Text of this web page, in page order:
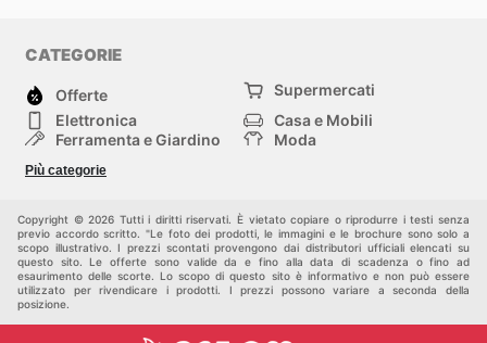
CATEGORIE
Offerte
Supermercati
Elettronica
Casa e Mobili
Ferramenta e Giardino
Moda
Bambini e Neonati
Più categorie
Copyright © 2026 Tutti i diritti riservati. È vietato copiare o riprodurre i testi senza
previo accordo scritto. "Le foto dei prodotti, le immagini e le brochure sono solo a
scopo illustrativo. I prezzi scontati provengono dai distributori ufficiali elencati su
questo sito. Le offerte sono valide da e fino alla data di scadenza o fino ad
esaurimento delle scorte. Lo scopo di questo sito è informativo e non può essere
utilizzato per rivendicare i prodotti. I prezzi possono variare a seconda della
posizione.